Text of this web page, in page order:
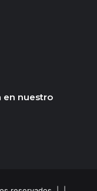
en nuestro